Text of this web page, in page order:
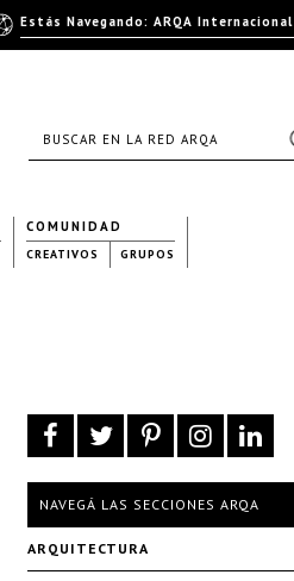
COMUNIDAD
CREATIVOS GRUPOS
NAVEGÁ LAS SECCIONES ARQA
ARQUITECTURA
Estás Navegando: ARQA Internacional